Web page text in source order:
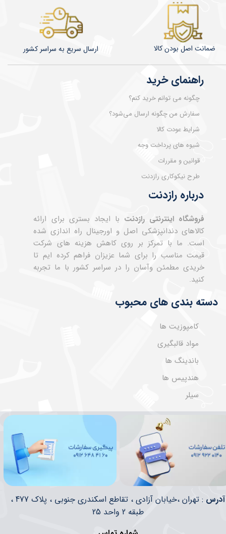
درباره رازدنت
فروشگاه اینترنتی رازدنت با ایجاد بستری برای ارائه
کالاهای دندانپزشکی اصل و اورجینال راه اندازی شده
است. ما با تمرکز بر روی کاهش هزینه های شرکت
قیمت مناسب را برای شما عزیزان فراهم کرده ایم تا
خریدی مطمئن وآسان را در سراسر کشور با ما تجربه
کنید.
راهنمای خرید
چگونه می توانم خرید کنم؟
سفارش من چگونه ارسال می‌شود؟
شرایط عودت کالا
شیوه های پرداخت وجه
قوانین و مقررات
طرح نیکوکاری رازدنت
دسته بندی های محبوب
کامپوزیت ها
مواد قالبگیری
باندینگ ها
هندپیس ها
سیلر
​​آدرس
: تهران ،خیابان آزادی ، تقاطع اسکندری جنوبی ، پلاک 477 ،
طبقه 2 واحد 25
​​​​ارسال سریع به سراسر کشور ضمانت اصل بودن کالا